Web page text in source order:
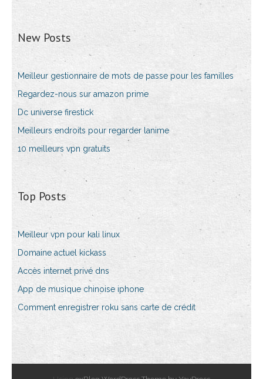
New Posts
Meilleur gestionnaire de mots de passe pour les familles
Regardez-nous sur amazon prime
Dc universe firestick
Meilleurs endroits pour regarder lanime
10 meilleurs vpn gratuits
Top Posts
Meilleur vpn pour kali linux
Domaine actuel kickass
Accès internet privé dns
App de musique chinoise iphone
Comment enregistrer roku sans carte de crédit